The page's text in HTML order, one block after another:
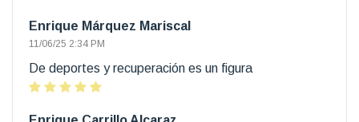
Enrique Márquez Mariscal
11/06/25 2:34 PM
De deportes y recuperación es un figura